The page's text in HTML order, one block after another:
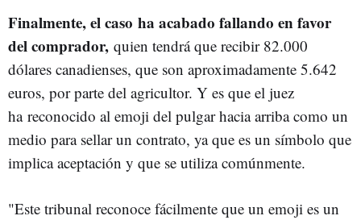
Finalmente, el caso ha acabado fallando en favor
del comprador, quien tendrá que recibir 82.000
dólares canadienses, que son aproximadamente 5.642
euros, por parte del agricultor. Y es que el juez
ha reconocido al emoji del pulgar hacia arriba como un
medio para sellar un contrato, ya que es un símbolo que
implica aceptación y que se utiliza comúnmente.
"Este tribunal reconoce fácilmente que un emoji es un